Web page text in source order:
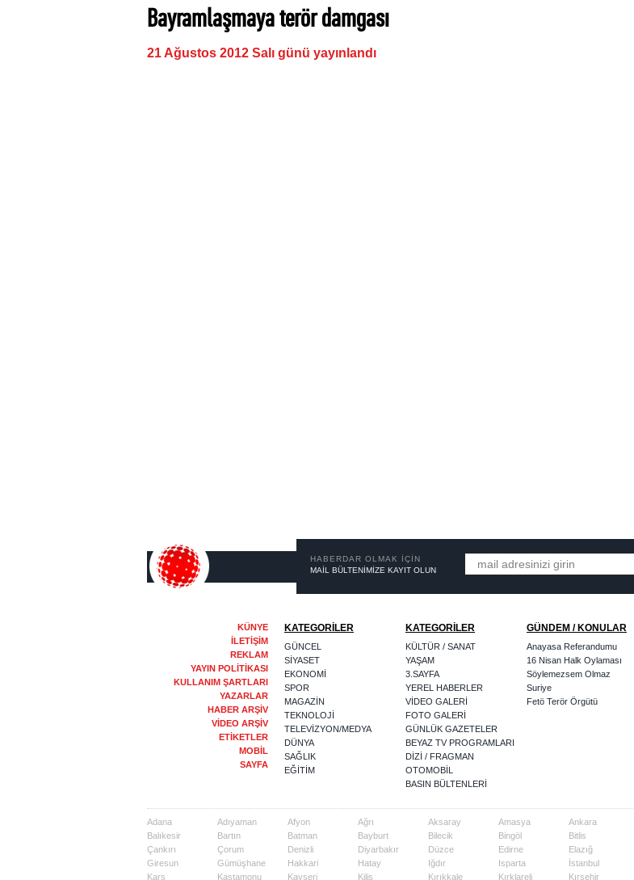
Bayramlaşmaya terör damgası
21 Ağustos 2012 Salı günü yayınlandı
HABERDAR OLMAK İÇİN
MAİL BÜLTENİMİZE KAYIT OLUN
KÜNYE
İLETİŞİM
REKLAM
YAYIN POLİTİKASI
KULLANIM ŞARTLARI
YAZARLAR
HABER ARŞİV
VİDEO ARŞİV
ETİKETLER
MOBİL
SAYFA
KATEGORİLER
GÜNCEL
SİYASET
EKONOMİ
SPOR
MAGAZİN
TEKNOLOJİ
TELEVİZYON/MEDYA
DÜNYA
SAĞLIK
EĞİTİM
KATEGORİLER
KÜLTÜR / SANAT
YAŞAM
3.SAYFA
YEREL HABERLER
VİDEO GALERİ
FOTO GALERİ
GÜNLÜK GAZETELER
BEYAZ TV PROGRAMLARI
DİZİ / FRAGMAN
OTOMOBİL
BASIN BÜLTENLERİ
GÜNDEM / KONULAR
Anayasa Referandumu
16 Nisan Halk Oylaması
Söylemezsem Olmaz
Suriye
Fetö Terör Örgütü
Adana Adıyaman Afyon Ağrı Aksaray Amasya Ankara
Balıkesir
Bartın Batman Bayburt Bilecik Bingöl Bitlis
Çankırı
Çorum Denizli Diyarbakır Düzce Edirne Elazığ
Giresun
Gümüşhane Hakkari Hatay Iğdır Isparta İstanbul
Kars
Kastamonu Kayseri Kilis Kırıkkale Kırklareli Kırşehir